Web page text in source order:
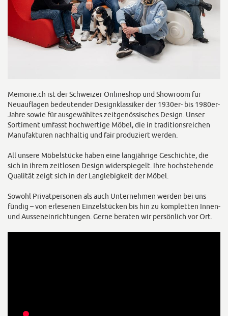
Memorie.ch ist der Schweizer Onlineshop und Showroom für
Neuauflagen bedeutender Designklassiker der 1930er- bis 1980er-
Jahre sowie für ausgewähltes zeitgenössisches Design. Unser
Sortiment umfasst hochwertige Möbel, die in traditionsreichen
Manufakturen nachhaltig und fair produziert werden.
All unsere Möbelstücke haben eine langjährige Geschichte, die
sich in ihrem zeitlosen Design widerspiegelt. Ihre hochstehende
Qualität zeigt sich in der Langlebigkeit der Möbel.
Sowohl Privatpersonen als auch Unternehmen werden bei uns
fündig – von erlesenen Einzelstücken bis hin zu kompletten Innen-
und Ausseneinrichtungen. Gerne beraten wir persönlich vor Ort.